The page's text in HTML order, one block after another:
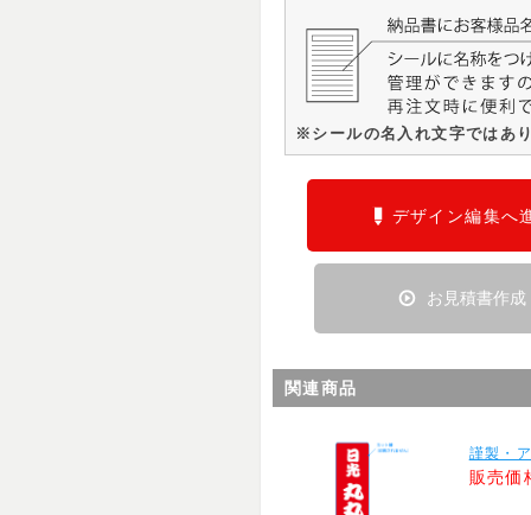
※シールの名入れ文字ではあ
お見積書作成
デザイン編集へ
関連商品
謹製・
販売価